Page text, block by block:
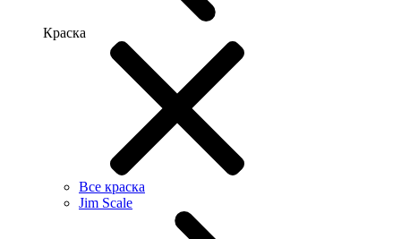
Краска
Все краска
Jim Scale